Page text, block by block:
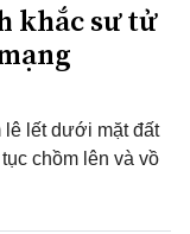
khắc sư tử
lê lết dưới mặt đất
chồm lên và vồ